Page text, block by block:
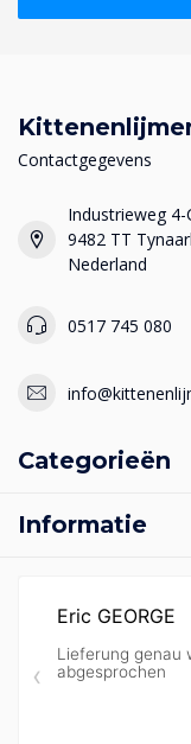
Contactgegevens
Industrieweg 4-
9482 TT
Nederland
0517 745 080
Categorieën
Informatie